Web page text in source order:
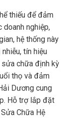
thiếu để đảm
doanh nghiệp,
hệ thống này
tín hiệu
chữa định kỳ
thọ và đảm
Dương cung
Hỗ trợ lắp đặt
Chữa Hệ